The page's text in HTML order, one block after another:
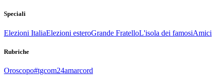
Speciali
Elezioni ItaliaElezioni esteroGrande FratelloL'isola dei famosiAmici
Rubriche
Oroscopo#tgcom24amarcord